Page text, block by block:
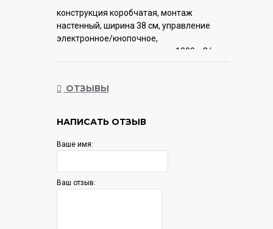
конструкция коробчатая, монтаж
настенный, ширина 38 см, управление
электронное/кнопочное,
производительность мотора 1000 м3/ч,
Гарантия:12 мес.
ОТЗЫВЫ
НАПИСАТЬ ОТЗЫВ
Ваше имя:
Ваш отзыв: